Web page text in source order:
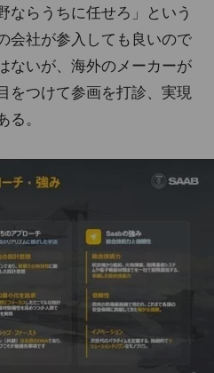
ならうちに任せろ」という
会社が参入しても良いので
ないが、海外のメーカーが
をつけて参画を打診、実現
。